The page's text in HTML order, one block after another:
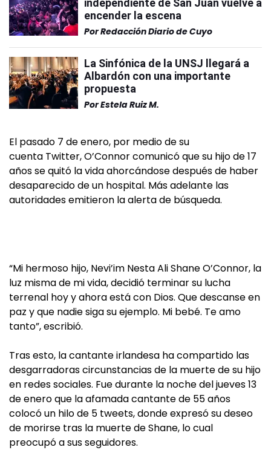
independiente de San Juan vuelve a
encender la escena
PorRedacción Diario de Cuyo
La Sinfónica de la UNSJ llegará a
Albardón con una importante
propuesta
PorEstela Ruiz M.
El pasado 7 de enero, por medio de su
cuenta Twitter, O’Connor comunicó que su hijo de 17
años se quitó la vida ahorcándose después de haber
desaparecido de un hospital. Más adelante las
autoridades emitieron la alerta de búsqueda.
“Mi hermoso hijo, Nevi’im Nesta Ali Shane O’Connor, la
luz misma de mi vida, decidió terminar su lucha
terrenal hoy y ahora está con Dios. Que descanse en
paz y que nadie siga su ejemplo. Mi bebé. Te amo
tanto”, escribió.
Tras esto, la cantante irlandesa ha compartido las
desgarradoras circunstancias de la muerte de su hijo
en redes sociales. Fue durante la noche del jueves 13
de enero que la afamada cantante de 55 años
colocó un hilo de 5 tweets, donde expresó su deseo
de morirse tras la muerte de Shane, lo cual
preocupó a sus seguidores.